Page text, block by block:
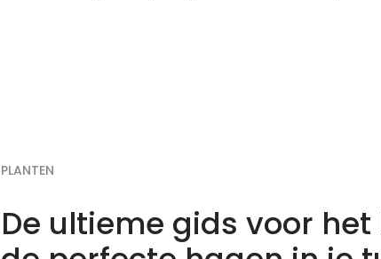
PLANTEN
De ultieme gids voor het